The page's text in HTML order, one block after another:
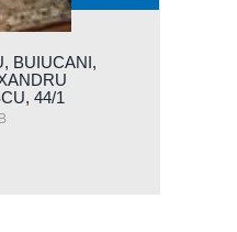
BUIUCANI,
44/1